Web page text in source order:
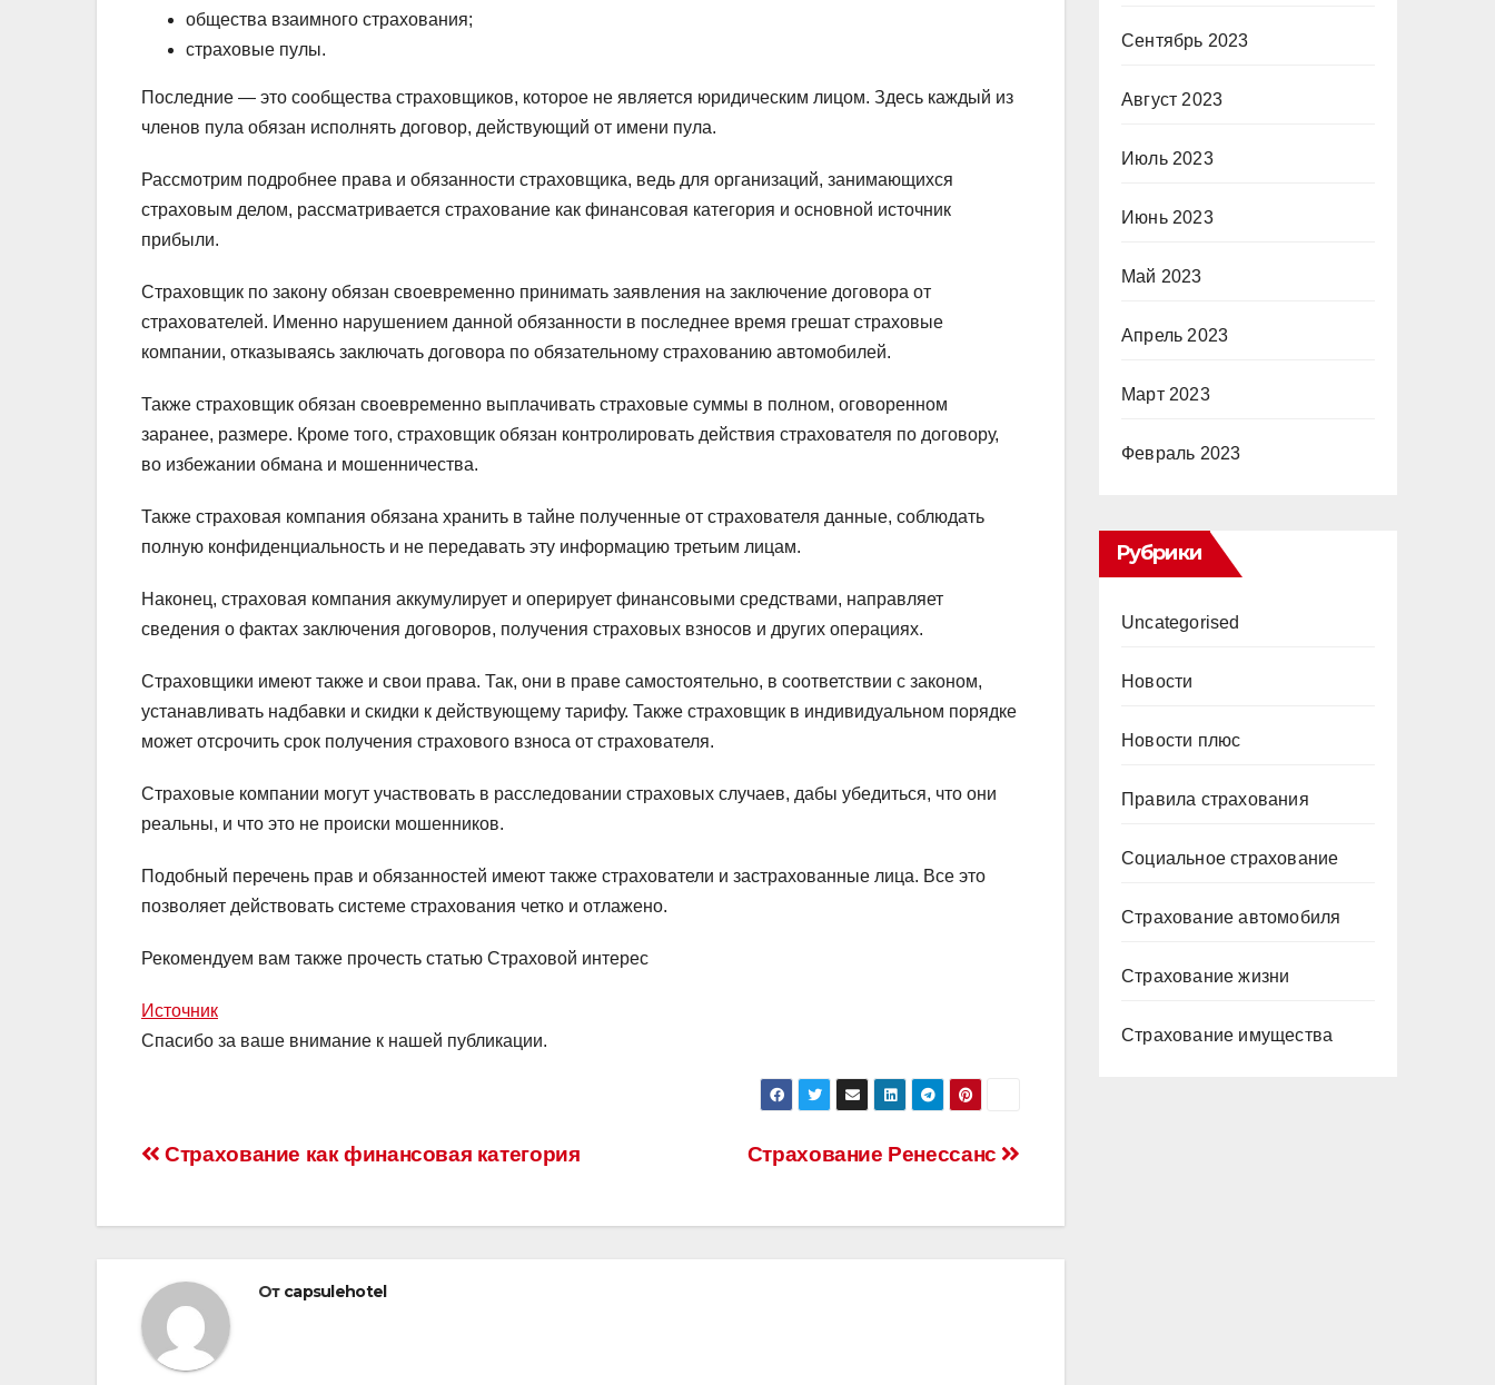
общества взаимного страхования;
страховые пулы.
Последние — это сообщества страховщиков, которое не является юридическим лицом. Здесь каждый из
членов пула обязан исполнять договор, действующий от имени пула.
Рассмотрим подробнее права и обязанности страховщика, ведь для организаций, занимающихся
страховым делом, рассматривается страхование как финансовая категория и основной источник
прибыли.
Страховщик по закону обязан своевременно принимать заявления на заключение договора от
страхователей. Именно нарушением данной обязанности в последнее время грешат страховые
компании, отказываясь заключать договора по обязательному страхованию автомобилей.
Также страховщик обязан своевременно выплачивать страховые суммы в полном, оговоренном
заранее, размере. Кроме того, страховщик обязан контролировать действия страхователя по договору,
во избежании обмана и мошенничества.
Также страховая компания обязана хранить в тайне полученные от страхователя данные, соблюдать
полную конфиденциальность и не передавать эту информацию третьим лицам.
Наконец, страховая компания аккумулирует и оперирует финансовыми средствами, направляет
сведения о фактах заключения договоров, получения страховых взносов и других операциях.
Страховщики имеют также и свои права. Так, они в праве самостоятельно, в соответствии с законом,
устанавливать надбавки и скидки к действующему тарифу. Также страховщик в индивидуальном порядке
может отсрочить срок получения страхового взноса от страхователя.
Страховые компании могут участвовать в расследовании страховых случаев, дабы убедиться, что они
реальны, и что это не происки мошенников.
Подобный перечень прав и обязанностей имеют также страхователи и застрахованные лица. Все это
позволяет действовать системе страхования четко и отлажено.
Рекомендуем вам также прочесть статью Страховой интерес
Источник
Спасибо за ваше внимание к нашей публикации.
Навигация
Страхование Ренессанс
Страхование как финансовая категория
От capsulehotel
Сентябрь 2023
Август 2023
Июль 2023
Июнь 2023
Май 2023
Апрель 2023
Март 2023
Февраль 2023
Рубрики
Uncategorised
Новости
Новости плюс
Правила страхования
Социальное страхование
Страхование автомобиля
Страхование жизни
Страхование имущества